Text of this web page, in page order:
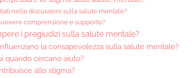
nelle discussioni sulla salute mentale?
comprensione e supporto?
i pregiudizi sulla salute mentale?
la consapevolezza sulla salute mentale?
quando cercano aiuto?
allo stigma?